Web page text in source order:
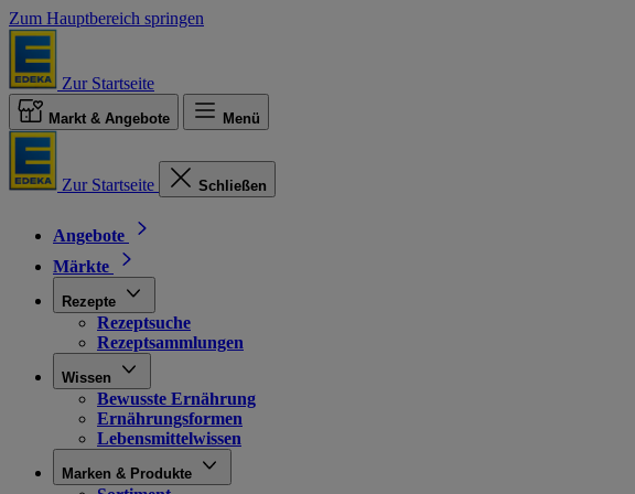
Zum Hauptbereich springen
Zur Startseite
Markt & Angebote Menü
Zur Startseite Schließen
Angebote
Märkte
Rezepte
Rezeptsuche
Rezeptsammlungen
Wissen
Bewusste Ernährung
Ernährungsformen
Lebensmittelwissen
Marken & Produkte